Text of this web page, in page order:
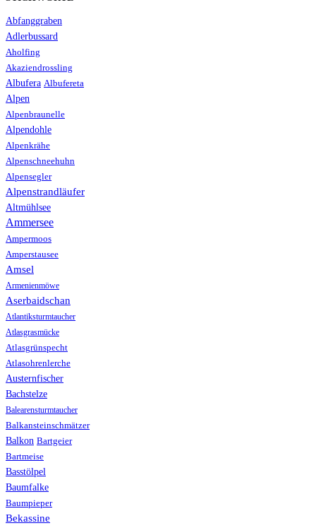
Abfanggraben
Adlerbussard
Aholfing
Akaziendrossling
Albufera Albufereta
Alpen
Alpenbraunelle
Alpendohle
Alpenkrähe
Alpenschneehuhn
Alpensegler
Alpenstrandläufer
Altmühlsee
Ammersee
Ampermoos
Amperstausee
Amsel
Armenienmöwe
Aserbaidschan
Atlantiksturmtaucher
Atlasgrasmücke
Atlasgrünspecht
Atlasohrenlerche
Austernfischer
Bachstelze
Balearensturmtaucher
Balkansteinschmätzer
Balkon Bartgeier
Bartmeise
Basstölpel
Baumfalke
Baumpieper
Bekassine